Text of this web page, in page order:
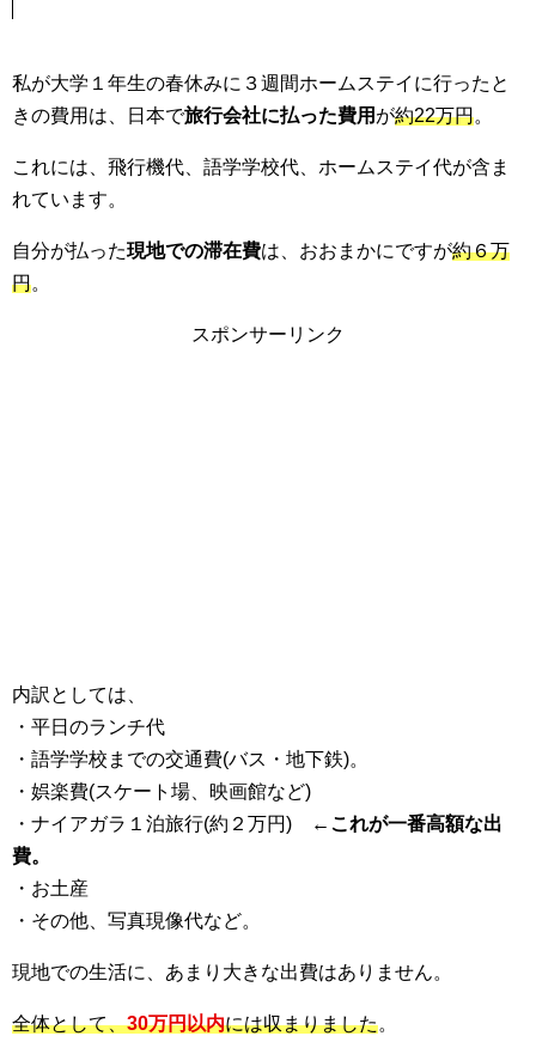
私が大学１年生の春休みに３週間ホームステイに行ったと
きの費用は、日本で旅行会社に払った費用 が約22万円。
これには、飛行機代、語学学校代、ホームステイ代が含ま
れています。
自分が払った現地での滞在費は、おおまかにですが約６万
円。
スポンサーリンク
内訳としては、
・平日のランチ代
・語学学校までの交通費(バス・地下鉄)。
・娯楽費(スケート場、映画館など)
・ナイアガラ１泊旅行(約２万円)
←これが一番高額な出
費。
・お土産
・その他、写真現像代など。
現地での生活に、あまり大きな出費はありません。
全体として、30万円以内には収まりました。